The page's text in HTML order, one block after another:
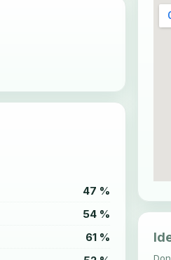
47 %
54 %
61 %